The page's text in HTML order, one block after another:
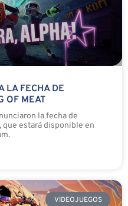
LA FECHA DE
OF MEAT
la fecha de
que estará disponible en
VIDEOJUEGOS